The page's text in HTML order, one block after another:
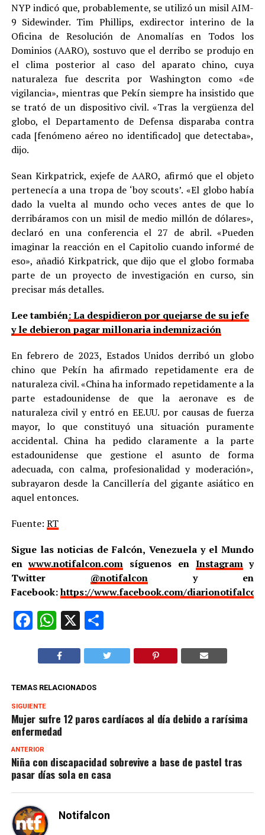
NYP indicó que, probablemente, se utilizó un misil AIM-
9 Sidewinder. Tim Phillips, exdirector interino de la
Oficina de Resolución de Anomalías en Todos los
Dominios (AARO), sostuvo que el derribo se produjo en
el clima posterior al caso del aparato chino, cuya
naturaleza fue descrita por Washington como «de
vigilancia», mientras que Pekín siempre ha insistido que
se trató de un dispositivo civil. «Tras la vergüenza del
globo, el Departamento de Defensa disparaba contra
cada [fenómeno aéreo no identificado] que detectaba»,
dijo.
Sean Kirkpatrick, exjefe de AARO, afirmó que el objeto
pertenecía a una tropa de ‘boy scouts’. «El globo había
dado la vuelta al mundo ocho veces antes de que lo
derribáramos con un misil de medio millón de dólares»,
declaró en una conferencia el 27 de abril. «Pueden
imaginar la reacción en el Capitolio cuando informé de
eso», añadió Kirkpatrick, que dijo que el globo formaba
parte de un proyecto de investigación en curso, sin
precisar más detalles.
Lee también: La despidieron por quejarse de su jefe
y le debieron pagar millonaria indemnización
En febrero de 2023, Estados Unidos derribó un globo
chino que Pekín ha afirmado repetidamente era de
naturaleza civil. «China ha informado repetidamente a la
parte estadounidense de que la aeronave es de
naturaleza civil y entró en EE.UU. por causas de fuerza
mayor, lo que constituyó una situación puramente
accidental. China ha pedido claramente a la parte
estadounidense que gestione el asunto de forma
adecuada, con calma, profesionalidad y moderación»,
subrayaron desde la Cancillería del gigante asiático en
aquel entonces.
Fuente: RT
Sigue las noticias de Falcón, Venezuela y el Mundo
enwww.notifalcon.com síguenos en Instagramy
Twitter @notifalcony en
Facebook:https://www.facebook.com/
Facebook
WhatsApp
X Compartir
TEMAS RELACIONADOS
SIGUIENTE
Mujer sufre 12 paros cardíacos al día debido a rarísima
enfermedad
ANTERIOR
Niña con discapacidad sobrevive a base de pastel tras
pasar días sola en casa
Notifalcon